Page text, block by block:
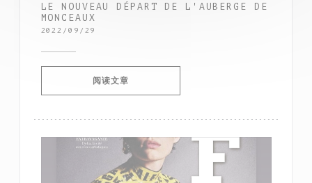
LE NOUVEAU DÉPART DE L'AUBERGE DE
MONCEAUX
2022/09/29
阅读文章((在新窗口中打开))